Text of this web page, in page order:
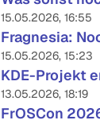
15.05.2026, 16:55
Fragnesia:
15.05.2026, 15:23
KDE-Projekt
13.05.2026, 18:19
FrOSCon